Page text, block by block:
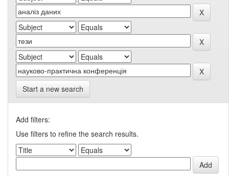
Start a new search
Add filters:
Use filters to refine the search results.